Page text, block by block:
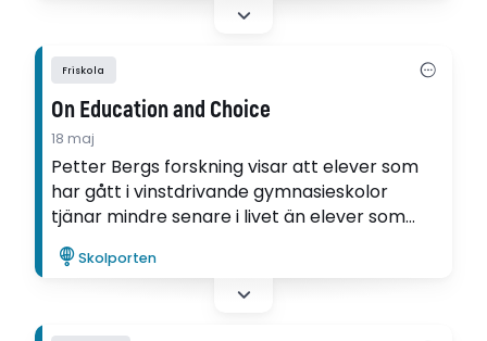
Friskola
On Education and Choice
18 maj
Petter Bergs forskning visar att elever som
har gått i vinstdrivande gymnasieskolor
tjänar mindre senare i livet än elever som
gått i kommunala gymnasieskolor.
Skolporten